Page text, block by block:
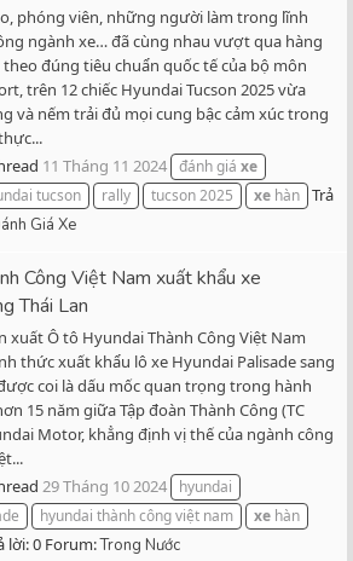
phóng viên, những người làm trong lĩnh
ngành xe… đã cùng nhau vượt qua hàng
đúng tiêu chuẩn quốc tế của bộ môn
trên 12 chiếc Hyundai Tucson 2025 vừa
và nếm trải đủ mọi cung bậc cảm xúc trong
11 Tháng 11 2024 đánh giá xe
tucson rally tucson 2025 xe hàn Trả
Giá Xe
Công Việt Nam xuất khẩu xe
Thái Lan
xuất Ô tô Hyundai Thành Công Việt Nam
thức xuất khẩu lô xe Hyundai Palisade sang
coi là dấu mốc quan trọng trong hành
15 năm giữa Tập đoàn Thành Công (TC
Motor, khẳng định vị thế của ngành công
29 Tháng 10 2024
hyundai
hyundai thành công việt nam xe hàn
lời: 0 Forum:Trong Nước